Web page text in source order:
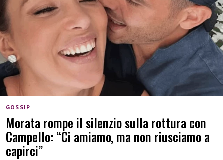
GOSSIP
Morata rompe il silenzio sulla rottura con
Campello: “Ci amiamo, ma non riusciamo a
capirci”